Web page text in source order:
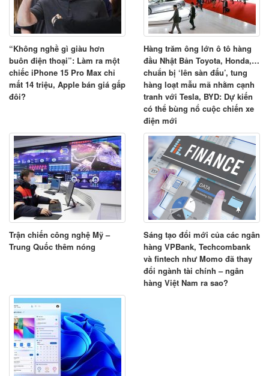
“Không nghề gì giàu hơn
buôn điện thoại”: Làm ra một
chiếc iPhone 15 Pro Max chỉ
mất 14 triệu, Apple bán giá gấp
đôi?
Hàng trăm ông lớn ô tô hàng
đầu Nhật Bản Toyota, Honda,…
chuẩn bị ‘lên sàn đấu’, tung
hàng loạt mẫu mã nhằm cạnh
tranh với Tesla, BYD: Dự kiến
có thể bùng nổ cuộc chiến xe
điện mới
Trận chiến công nghệ Mỹ –
Trung Quốc thêm nóng
Sáng tạo đổi mới của các ngân
hàng VPBank, Techcombank
và fintech như Momo đã thay
đổi ngành tài chính – ngân
hàng Việt Nam ra sao?